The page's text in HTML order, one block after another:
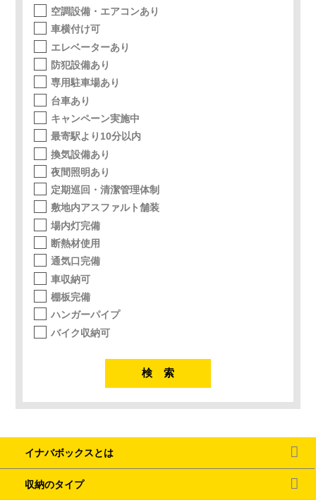
空調設備・エアコンあり
車横付け可
エレベーターあり
防犯設備あり
専用駐車場あり
台車あり
キャンペーン実施中
最寄駅より10分以内
換気設備あり
夜間照明あり
定期巡回・清潔管理体制
敷地内アスファルト舗装
場内灯完備
断熱材使用
通気口完備
車収納可
棚板完備
ハンガーパイプ
バイク収納可
イナバボックスとは
収納のタイプ